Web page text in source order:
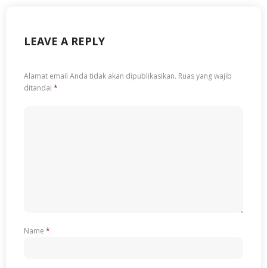
LEAVE A REPLY
Alamat email Anda tidak akan dipublikasikan. Ruas yang wajib
ditandai *
Name *